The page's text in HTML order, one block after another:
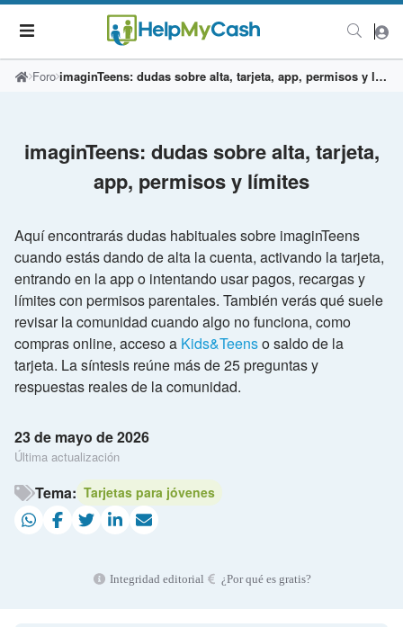
Foro imaginTeens: dudas sobre alta, tarjeta, app, permisos y límites
imaginTeens: dudas sobre alta, tarjeta,
app, permisos y límites
Aquí encontrarás dudas habituales sobre imaginTeens
cuando estás dando de alta la cuenta, activando la tarjeta,
entrando en la app o intentando usar pagos, recargas y
límites con permisos parentales. También verás qué suele
revisar la comunidad cuando algo no funciona, como
compras online, acceso a Kids&Teenso saldo de la
tarjeta. La síntesis reúne más de 25 preguntas y
respuestas reales de la comunidad.
23 de mayo de 2026
Última actualización
Tema: Tarjetas para jóvenes
Integridad editorial ¿Por qué es gratis?